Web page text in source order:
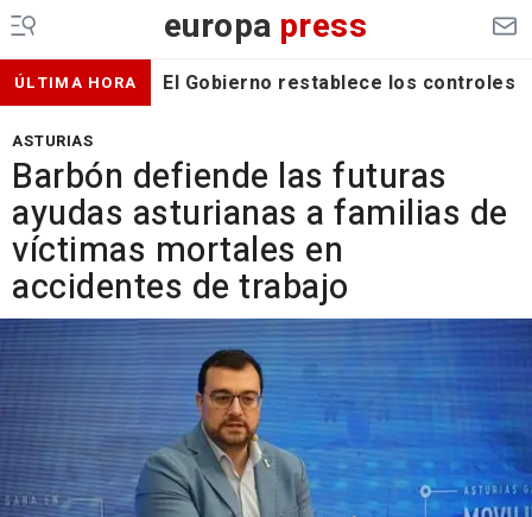
europa press
ÚLTIMA HORA El Gobierno restablece los
ASTURIAS
Barbón defiende las futuras
ayudas asturianas a familias de
víctimas mortales en
accidentes de trabajo